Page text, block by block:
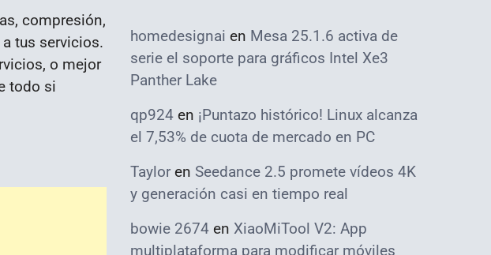
compresión,
tus servicios.
o mejor
todo si
homedesignai en Mesa 25.1.6 activa de
serie el soporte para gráficos Intel Xe3
Panther Lake
qp924 en ¡Puntazo histórico! Linux alcanza
el 7,53% de cuota de mercado en PC
Taylor en Seedance 2.5 promete vídeos 4K
y generación casi en tiempo real
bowie 2674 en XiaoMiTool V2: App
multiplataforma para modificar móviles